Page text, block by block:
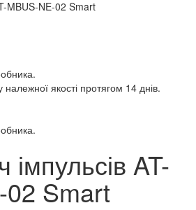
якості протягом 14 днів.
AT-
Smart